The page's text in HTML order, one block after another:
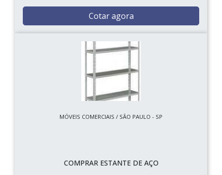
Cotar agora
MÓVEIS COMERCIAIS / SÃO PAULO - SP
COMPRAR ESTANTE DE AÇO